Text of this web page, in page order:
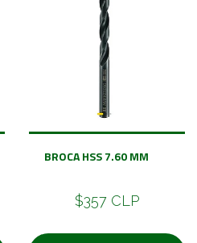
BROCA HSS 7.60 MM
$357 CLP